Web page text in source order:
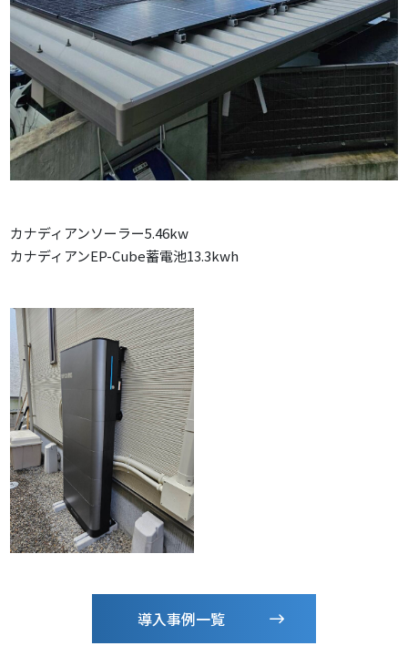
カナディアンソーラー5.46kw
カナディアンEP-Cube蓄電池13.3kwh
導入事例一覧